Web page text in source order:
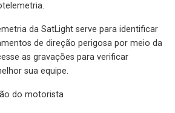
da SatLight serve para identificar
de direção perigosa por meio da
as gravações para verificar
sua equipe.
do motorista